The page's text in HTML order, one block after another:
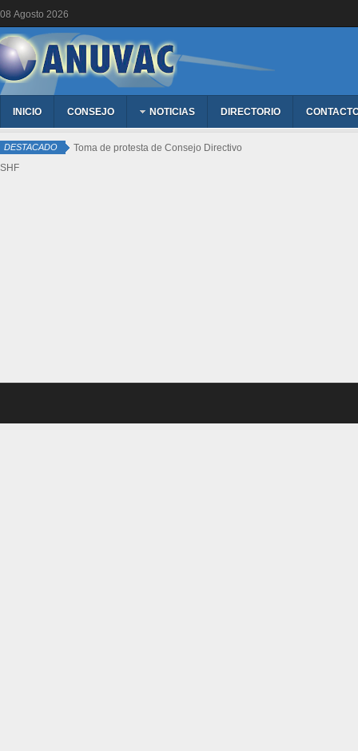
08 Agosto 2026
INICIO CONSEJO NOTICIAS DIRECTORIO
DESTACADO
Toma de protesta de Consejo Directivo
SHF